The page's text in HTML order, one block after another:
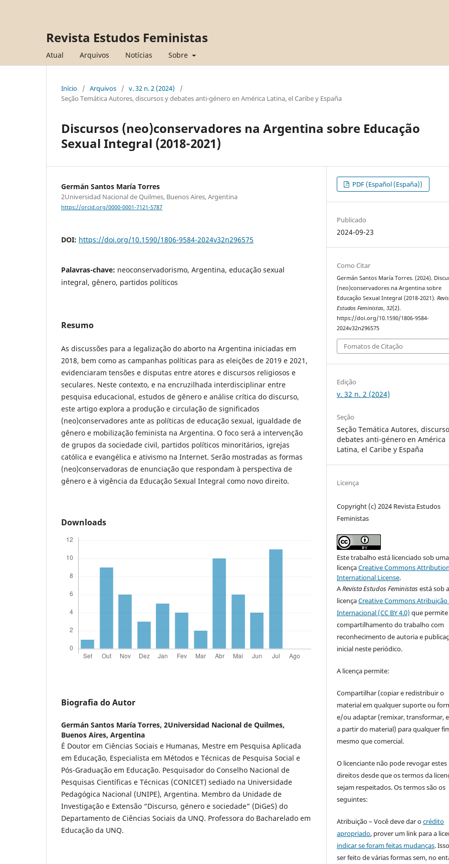
Revista Estudos Feministas
Atual Arquivos Notícias Sobre
Início / Arquivos / v. 32 n. 2 (2024)
/
Seção Temática Autores, discursos y debates anti-género en América Latina, el Caribe y España
Discursos (neo)conservadores na Argentina sobre Educação
Sexual Integral (2018-2021)
Germán Santos María Torres
2Universidad Nacional de Quilmes, Buenos Aires, Argentina
https://orcid.org/0000-0001-7121-5787
DOI: https://doi.org/10.1590/1806-9584-2024v32n296575
Palavras-chave: neoconservadorismo, Argentina, educação sexual
integral, gênero, partidos políticos
Resumo
As discussões para a legalização do aborto na Argentina iniciadas em
2018, bem como as campanhas políticas para as eleições de 2019 e 2021,
evidenciaram tensões e disputas entre atores e discursos religiosos e
seculares. Neste contexto, e na encruzilhada interdisciplinar entre
pesquisa educacional, estudos de gênero e análise crítica do discurso,
este artigo explora a produção e circulação de significados
(neo)conservadores ante as políticas de educação sexual, igualdade de
gênero e mobilização feminista na Argentina. O foco será a intervenção
de grupos da sociedade civil, partidos políticos minoritários, igrejas
católica e evangélica e ativismo na Internet. Serão mostradas as formas
(neo)conservadoras de enunciação que respondam à perspectiva de
gênero e à vigência da Educação Sexual Integral como novo direito.
Downloads
Biografia do Autor
Germán Santos María Torres, 2Universidad Nacional de Quilmes,
Buenos Aires, Argentina
É Doutor em Ciências Sociais e Humanas, Mestre em Pesquisa Aplicada
em Educação, Especialista em Métodos e Técnicas de Pesquisa Social e
Pós-Graduação em Educação. Pesquisador do Conselho Nacional de
Pesquisas Científicas e Técnicas (CONICET) sediado na Universidade
Pedagógica Nacional (UNIPE), Argentina. Membro da Unidade de
Investigação e Extensão “Discurso, género e sociedade” (DiGeS) do
Departamento de Ciências Sociais da UNQ. Professora do Bacharelado em
Educação da UNQ.
PDF (Español (España))
Publicado
2024-09-23
Como Citar
Germán Santos María Torres. (2024).
(neo)conservadores na Argentina sobre
Educação Sexual Integral (2018-2021).
Estudos Feministas,32(2).
https://doi.org/10.1590/1806-9584-
2024v32n296575
Fomatos de Citação
Edição
v. 32 n. 2 (2024)
Seção
Seção Temática Autores,
debates anti-género en América
Latina, el Caribe y España
Licença
Copyright (c) 2024 Revista Estudos
Feministas
Este trabalho está licenciado sob uma
licençaCreative Commons
International License.
ARevista Estudos Feministasestá sob a
licençaCreative Commons Atribuição
Internacional (CC BY 4.0) que
compartilhamento do trabalho com
reconhecimento de autoria e
inicial neste periódico.
A licença permite:
Compartilhar (copiar e redistribuir o
material em qualquer suporte ou
e/ou adaptar (remixar, transformar,
a partir do material) para qualquer
mesmo que comercial.
O licenciante não pode revogar estes
direitos desde que os termos da
sejam respeitados. Os termos são os
seguintes:
Atribuição – Você deve dar ocrédito
apropriado, prover um link para a
indicar se foram feitas mudanças.
ser feito de várias formas sem, no